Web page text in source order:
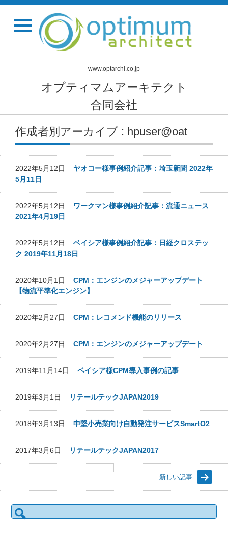
www.optarchi.co.jp
オプティマムアーキテクト
合同会社
作成者別アーカイブ : hpuser@oat
2022年5月12日 ヤオコー様事例紹介記事：埼玉新聞 2022年
5月11日
2022年5月12日 ワークマン様事例紹介記事：流通ニュース
2021年4月19日
2022年5月12日 ベイシア様事例紹介記事：日経クロステッ
ク 2019年11月18日
2020年10月1日 CPM：エンジンのメジャーアップデート
【物流平準化エンジン】
2020年2月27日 CPM：レコメンド機能のリリース
2020年2月27日 CPM：エンジンのメジャーアップデート
2019年11月14日 ベイシア様CPM導入事例の記事
2019年3月1日 リテールテックJAPAN2019
2018年3月13日 中堅小売業向け自動発注サービスSmartO2
2017年3月6日 リテールテックJAPAN2017
新しい記事
検
索: